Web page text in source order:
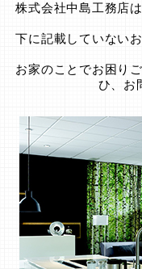
株式会社中島工務店
下に記載していない
お家のことでお困り
ひ、お